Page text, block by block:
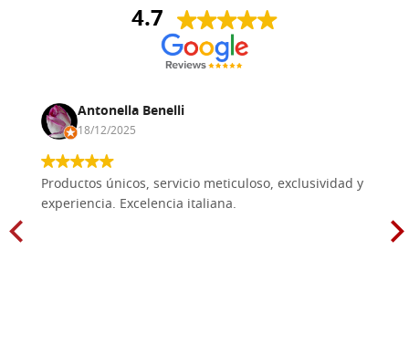
4.7
Antonella Benelli
18/12/2025
Productos únicos, servicio meticuloso, exclusividad y
experiencia. Excelencia italiana.